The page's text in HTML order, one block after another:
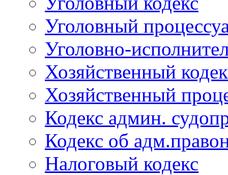
Уголовный
Уголовно-
Хозяйственный
Хозяйственный
Кодекс админ.
Кодекс об
Налоговый кодекс